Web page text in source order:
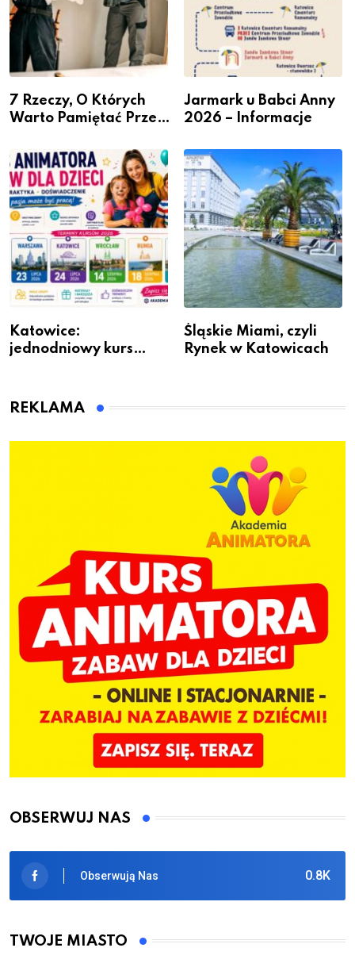
7 Rzeczy, O Których
Warto Pamiętać Przed
Jarmark u Babci Anny
2026 – Informacje
Katowice:
jednodniowy kurs
dzieci
Śląskie Miami, czyli
Rynek w Katowicach
REKLAMA
OBSERWUJ NAS
0.8K
Obserwują Nas
TWOJE MIASTO